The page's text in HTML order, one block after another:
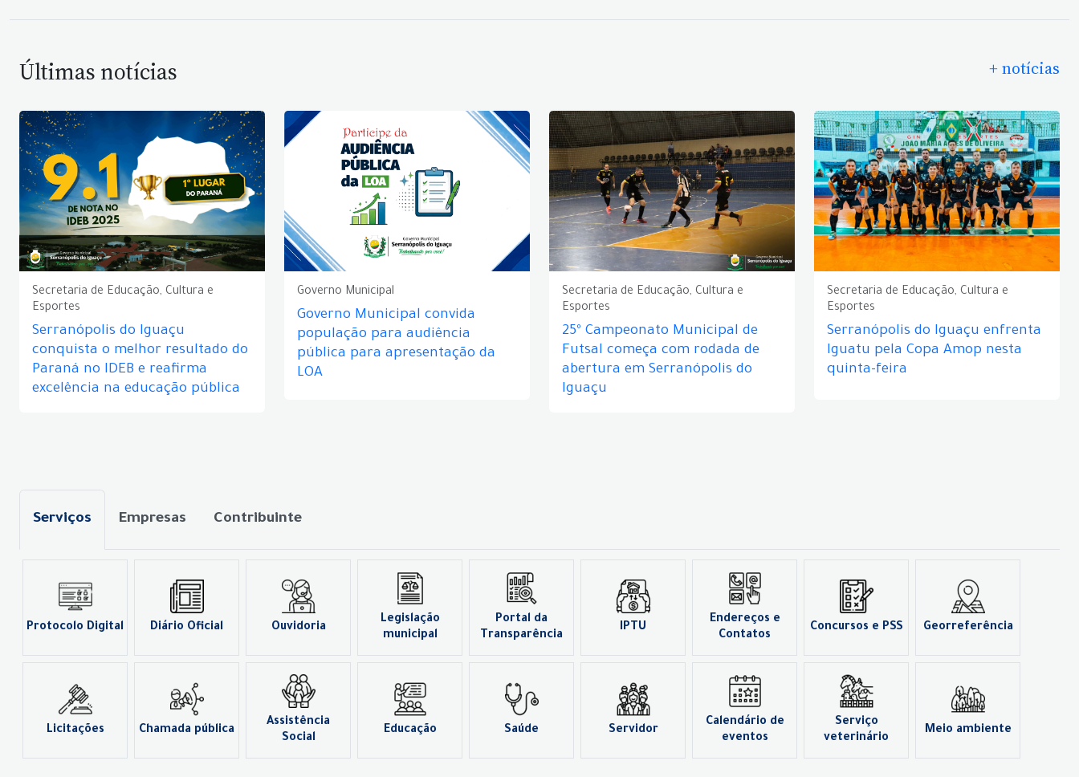
Últimas notícias + notícias
Secretaria de Educação, Cultura e
Esportes
Serranópolis do Iguaçu
conquista o melhor resultado do
Paraná no IDEB e reafirma
excelência na educação pública
Governo Municipal
Governo Municipal convida
população para audiência
pública para apresentação da
LOA
Secretaria de Educação, Cultura e
Esportes
25º Campeonato Municipal de
Futsal começa com rodada de
abertura em Serranópolis do
Iguaçu
Secretaria de Educação, Cultura e
Esportes
Serranópolis do Iguaçu enfrenta
Iguatu pela Copa Amop nesta
quinta-feira
Serviços Empresas Contribuinte
Protocolo Digital Diário Oficial Ouvidoria
Legislação
municipal
Portal da
Transparência
IPTU
Endereços e
Contatos
Concursos e PSS Georreferência
Licitações Chamada pública
Assistência
Social
Educação Saúde Servidor
Calendário de
eventos
Serviço
veterinário
Meio ambiente